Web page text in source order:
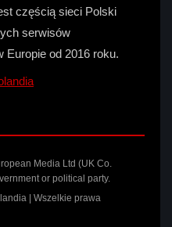
częścią sieci Polski
serwisów
Europie od 2016 roku.
Media Ltd (UK Co.
or political party.
| Wszelkie prawa